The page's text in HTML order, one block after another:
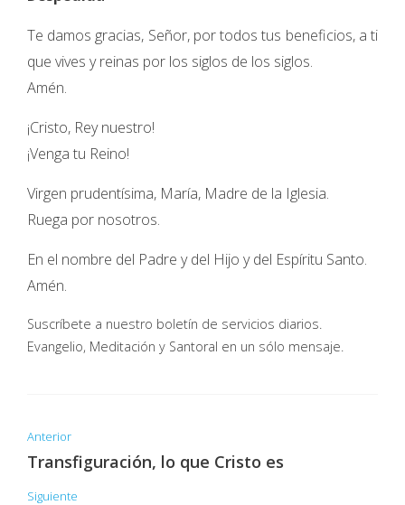
Te damos gracias, Señor, por todos tus beneficios, a ti
que vives y reinas por los siglos de los siglos.
Amén.
¡Cristo, Rey nuestro!
¡Venga tu Reino!
Virgen prudentísima, María, Madre de la Iglesia.
Ruega por nosotros.
En el nombre del Padre y del Hijo y del Espíritu Santo.
Amén.
Suscríbete a nuestro boletín de servicios diarios.
Evangelio, Meditación y Santoral en un sólo mensaje.
Anterior
Transfiguración, lo que Cristo es
Siguiente